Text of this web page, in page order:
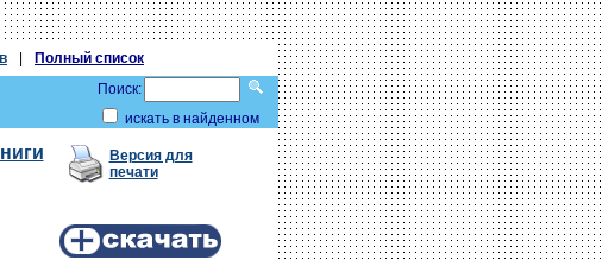
Полный список
Поиск:
искать в найденном
Версия для
печати